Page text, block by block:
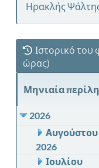
Ηρακλής
Ιστορικό
ώρας)
Μηνιαία
2026
Αυγούστου
2026
Ιουλίου